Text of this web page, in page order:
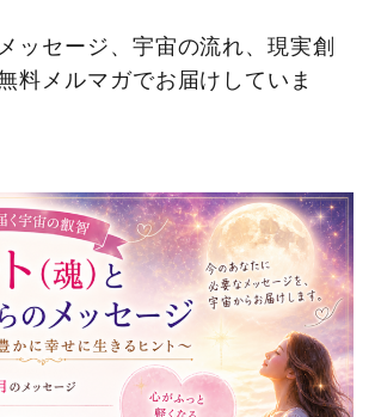
ッセージ、宇宙の流れ、現実創
料メルマガでお届けしていま